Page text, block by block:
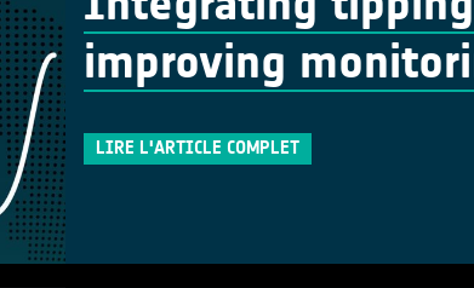
improving
LIRE L'ARTICLE COMPLET